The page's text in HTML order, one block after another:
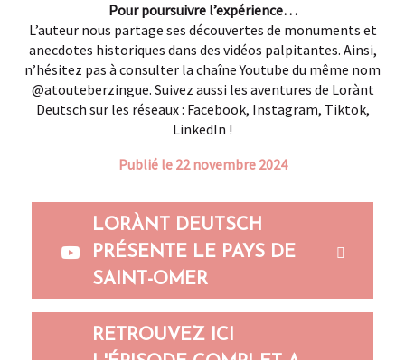
Pour poursuivre l’expérience…
L’auteur nous partage ses découvertes de monuments et
anecdotes historiques dans des vidéos palpitantes. Ainsi,
n’hésitez pas à consulter la chaîne Youtube du même nom
@atouteberzingue. Suivez aussi les aventures de Lorànt
Deutsch sur les réseaux : Facebook, Instagram, Tiktok,
LinkedIn !
Publié le 22 novembre 2024
LORÀNT DEUTSCH
PRÉSENTE LE PAYS DE
SAINT-OMER
RETROUVEZ ICI